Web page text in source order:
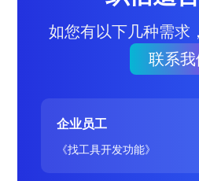
如您有以下几种需求
联系我
企业员工
《找工具开发功能》